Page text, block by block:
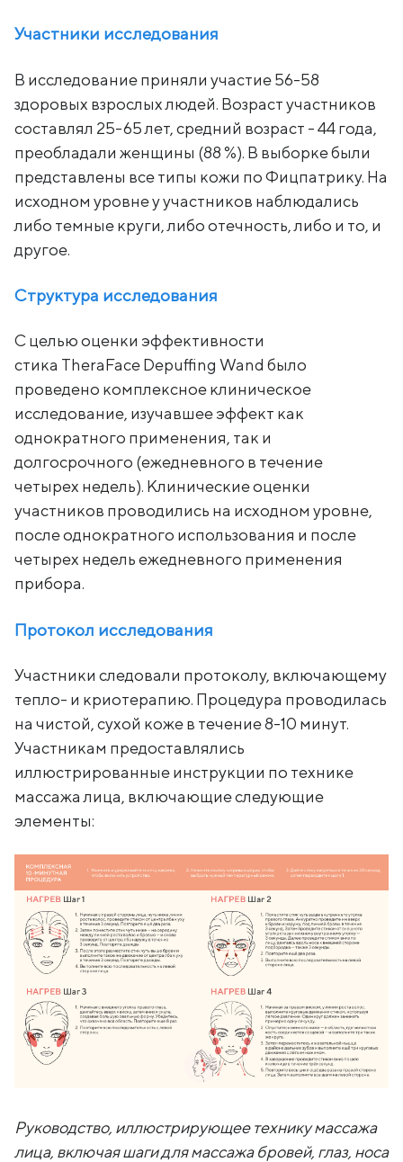
Участники исследования
В исследование приняли участие 56-58
здоровых взрослых людей. Возраст участников
составлял 25-65 лет, средний возраст - 44 года,
преобладали женщины (88 %). В выборке были
представлены все типы кожи по Фицпатрику. На
исходном уровне у участников наблюдались
либо темные круги, либо отечность, либо и то, и
другое.
Структура исследования
С целью оценки эффективности
стика TheraFace Depuffing Wand было
проведено комплексное клиническое
исследование, изучавшее эффект как
однократного применения, так и
долгосрочного (ежедневного в течение
четырех недель). Клинические оценки
участников проводились на исходном уровне,
после однократного использования и после
четырех недель ежедневного применения
прибора.
Протокол исследования
Участники следовали протоколу, включающему
тепло- и криотерапию. Процедура проводилась
на чистой, сухой коже в течение 8-10 минут.
Участникам предоставлялись
иллюстрированные инструкции по технике
массажа лица, включающие следующие
элементы:
Руководство, иллюстрирующее технику массажа
лица, включая шаги для массажа бровей, глаз, носа